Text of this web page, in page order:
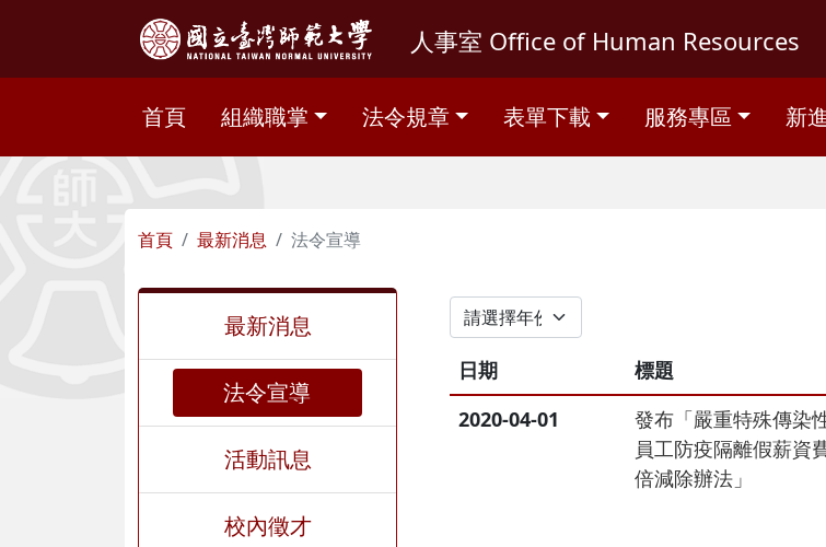
人事室 Office of Human Resources
首頁 組織職掌 法令規章 表單下載 服務專區 新
首頁 最新消息 法令宣導
最新消息
法令宣導
活動訊息
校內徵才
日期 標題
2020-04-01
發布「嚴重特殊傳染
員工防疫隔離假薪資
倍減除辦法」